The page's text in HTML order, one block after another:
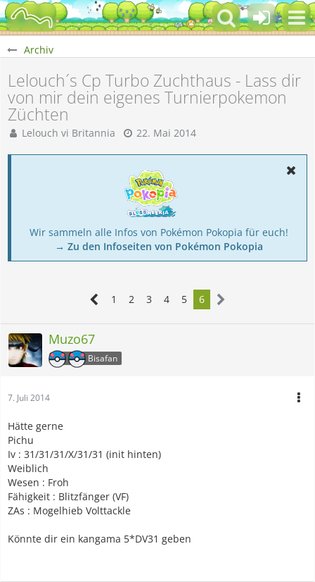
Archiv
Lelouch´s Cp Turbo Zuchthaus - Lass dir
von mir dein eigenes Turnierpokemon
Züchten
Lelouch vi Britannia 22. Mai 2014
Wir sammeln alle Infos von Pokémon Pokopia für euch!
→ Zu den Infoseiten von Pokémon Pokopia
1 2 3 4 5 6
Muzo67
Bisafan
7. Juli 2014
Hätte gerne
Pichu
Iv : 31/31/31/X/31/31 (init hinten)
Weiblich
Wesen : Froh
Fähigkeit : Blitzfänger (VF)
ZAs : Mogelhieb Volttackle
Könnte dir ein kangama 5*DV31 geben